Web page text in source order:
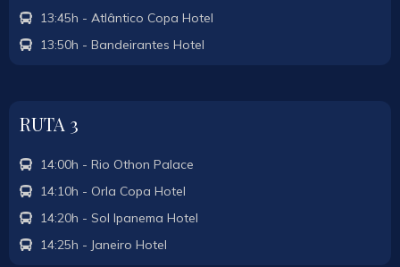
13:45h - Atlântico Copa Hotel
13:50h - Bandeirantes Hotel
RUTA 3
14:00h - Rio Othon Palace
14:10h - Orla Copa Hotel
14:20h - Sol Ipanema Hotel
14:25h - Janeiro Hotel